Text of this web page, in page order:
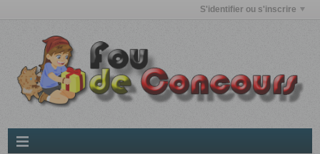
S'identifier ou s'inscrire